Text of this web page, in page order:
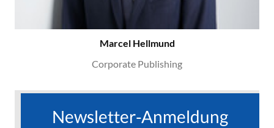
Marcel Hellmund
Corporate Publishing
Newsletter-Anmeldung